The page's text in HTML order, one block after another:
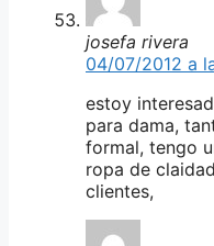
josefa rivera
04/07/2012 a
estoy
para dama,
formal, tengo
ropa de
clientes,